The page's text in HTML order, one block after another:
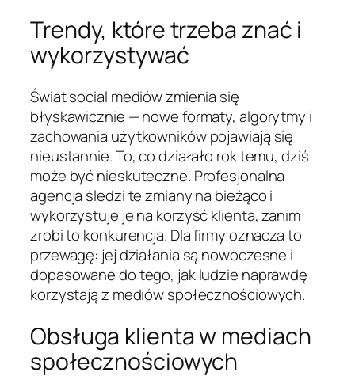
Trendy, które trzeba znać i
wykorzystywać
Świat social mediów zmienia się
błyskawicznie — nowe formaty, algorytmy i
zachowania użytkowników pojawiają się
nieustannie. To, co działało rok temu, dziś
może być nieskuteczne. Profesjonalna
agencja śledzi te zmiany na bieżąco i
wykorzystuje je na korzyść klienta, zanim
zrobi to konkurencja. Dla firmy oznacza to
przewagę: jej działania są nowoczesne i
dopasowane do tego, jak ludzie naprawdę
korzystają z mediów społecznościowych.
Obsługa klienta w mediach
społecznościowych